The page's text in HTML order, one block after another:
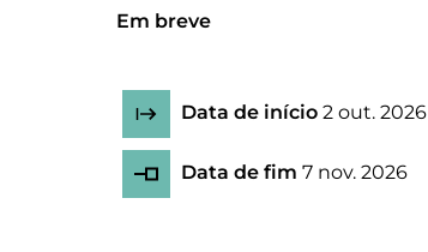
Em breve
Data de início 2 out. 2026
Data de fim 7 nov. 2026